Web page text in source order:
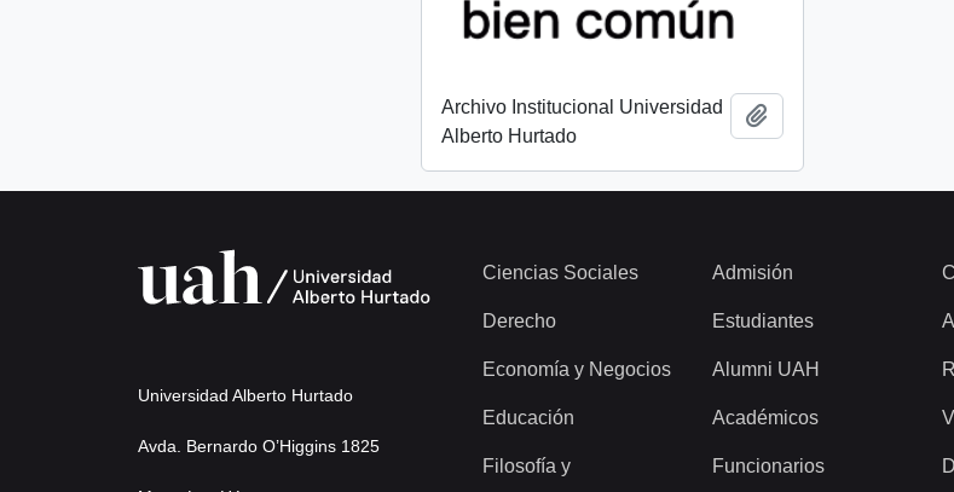
Archivo Institucional Universidad
Alberto Hurtado
Universidad Alberto Hurtado
Avda. Bernardo O’Higgins 1825
Ciencias Sociales
Derecho
Economía y Negocios
Educación
Filosofía y
Admisión
Estudiantes
Alumni UAH
Académicos
Funcionarios